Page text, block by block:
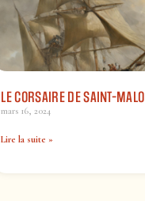
LE CORSAIRE DE SAINT-MALO
mars 16, 2024
Lire la suite »